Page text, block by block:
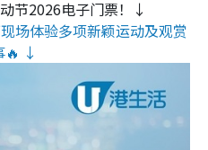
节2026电子门票！↓
场体验多项新颖运动及观赏
🔥 ↓